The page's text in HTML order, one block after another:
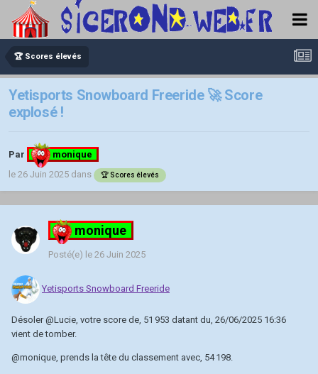
🏆 Scores élevés
Yetisports Snowboard Freeride 🚀 Score
explosé !
Par
monique
le 26 Juin 2025 dans 🏆 Scores élevés
monique
Posté(e) le 26 Juin 2025
Yetisports Snowboard Freeride
Désoler@Lucie , votre score de, 51 953 datant du, 26/06/2025 16:36
vient de tomber.
@monique , prends la tête du classement avec, 54 198.